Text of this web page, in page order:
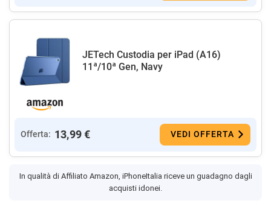
JETech Custodia per iPad (A16)
11ª/10ª Gen, Navy
Offerta: 13,99 € VEDI OFFERTA
In qualità di Affiliato Amazon, iPhoneItalia riceve un guadagno dagli
acquisti idonei.